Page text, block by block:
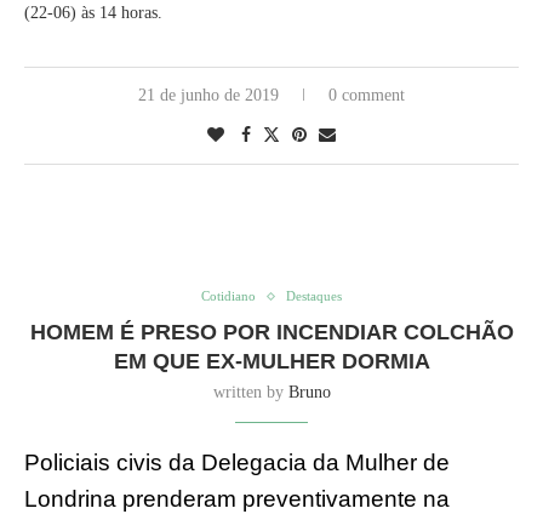
(22-06) às 14 horas.
21 de junho de 2019 0 comment
Cotidiano Destaques
HOMEM É PRESO POR INCENDIAR COLCHÃO
EM QUE EX-MULHER DORMIA
written by Bruno
Policiais civis da Delegacia da Mulher de
Londrina prenderam preventivamente na